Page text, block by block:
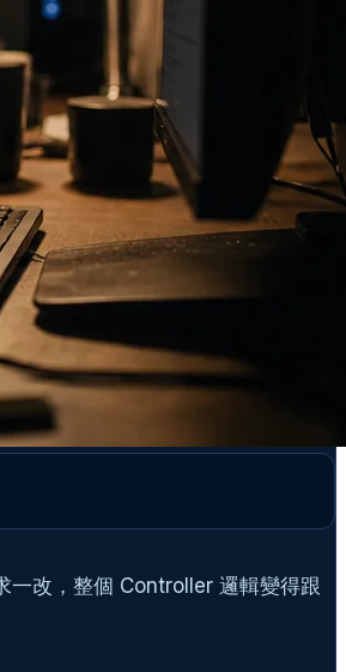
一改，整個 Controller 邏輯變得跟